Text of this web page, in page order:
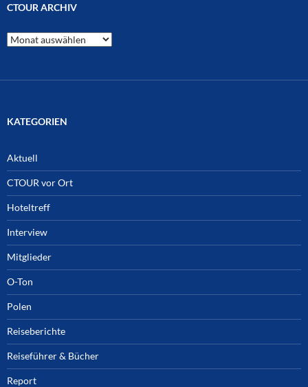
CTOUR ARCHIV
CTOUR
Archiv
KATEGORIEN
Aktuell
CTOUR vor Ort
Hoteltreff
Interview
Mitglieder
O-Ton
Polen
Reiseberichte
Reiseführer & Bücher
Report